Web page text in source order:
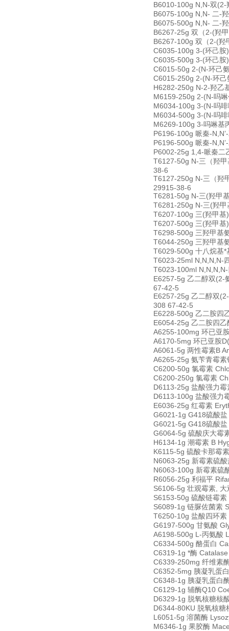
B6010-100g N,N-双
B6075-100g N,N- 二-
B6075-500g N,N- 二-
B6267-25g 双（2-(羟
B6267-100g 双（2-(
C6035-100g 3-(环己
C6035-500g 3-(环己
C6015-50g 2-(N-环己
C6015-250g 2-(N-环
H6282-250g N-2-羟乙
M6159-250g 2-(N-吗
M6034-100g 3-(N-吗
M6034-500g 3-(N-吗
M6269-100g 3-吗啉基
P6196-100g 哌秦-
P6196-500g 哌秦-
P6002-25g 1,4-哌秦二
T6127-50g N-三（羟
38-6
T6127-250g N-三（羟
29915-38-6
T6281-50g N-三(羟甲
T6281-250g N-三(羟
T6207-100g 三(羟甲
T6207-500g 三(羟甲
T6298-500g 三羟甲基
T6044-250g 三羟甲基
T6029-500g 十八烷基
T6023-25ml N,N,N,N-
T6023-100ml
E6257-5g 乙二醇双(2-
67-42-5
E6257-25g 乙二醇双
308 67-42-5
E6228-500g 乙二胺四
E6054-25g 乙二胺四
A6255-100mg 环已亚
A6170-5mg 环已亚胺
A6061-5g 两性霉素B
A6265-25g 氨苄青霉
C6200-50g 氯霉素
C6200-250g 氯霉素
D6113-25g 盐酸强力
D6113-100g 盐酸强力
E6036-25g 红霉素
G6021-1g G418硫酸
G6021-5g G418硫酸
G6064-5g 硫酸庆大霉
H6134-1g 潮霉素 B
K6115-5g 硫酸卡那霉
N6063-25g 新霉素硫
N6063-100g 新霉素硫
R6056-25g 利福平
S6106-5g 壮观霉素,
S6153-50g 硫酸链霉
S6089-1g 链脲佐菌素
T6250-10g 盐酸四环
G6197-500g 甘氨酸
A6198-500g L-丙氨酸
C6334-500g 酪蛋白
C6319-1g *酶
C6339-250mg 纤维素
C6352-5mg 胰凝乳蛋
C6348-1g 胰凝乳蛋白
C6129-1g 辅酶Q10
D6329-1g 脱氧核糖核
D6344-80KU 脱氧核
L6051-5g 溶菌酶
M6346-1g 果胶酶